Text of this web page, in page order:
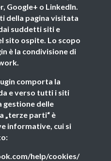
Google+ o LinkedIn.
della pagina visitata
suddetti siti e
sito ospite. Lo scopo
è la condivisione di
comporta la
e verso tutti i siti
gestione delle
„terze parti“ è
informative, cui si
help/cookies/